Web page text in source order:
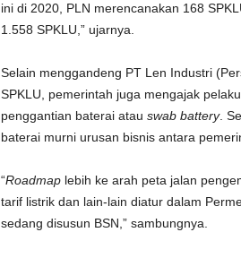
ini di 2020, PLN merencanakan 168
1.558 SPKLU,” ujarnya.
Selain menggandeng PT Len Industri
SPKLU, pemerintah juga mengajak
penggantian baterai atau swab battery.
baterai murni urusan bisnis antara
“Roadmaplebih ke arah peta jalan
tarif listrik dan lain-lain diatur dalam
sedang disusun BSN,” sambungnya.